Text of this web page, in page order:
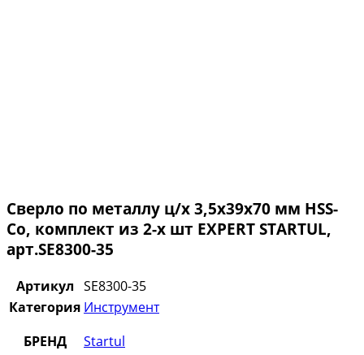
Сверло по металлу ц/х 3,5х39х70 мм HSS-
Co, комплект из 2-х шт EXPERT STARTUL,
арт.SE8300-35
Артикул SE8300-35
Категория Инструмент
БРЕНД
Startul